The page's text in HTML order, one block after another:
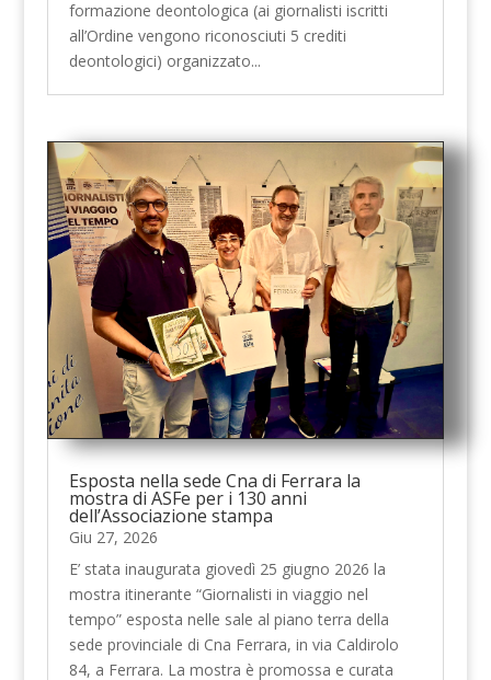
formazione deontologica (ai giornalisti iscritti
all’Ordine vengono riconosciuti 5 crediti
deontologici) organizzato...
Esposta nella sede Cna di Ferrara la
mostra di ASFe per i 130 anni
dell’Associazione stampa
Giu 27, 2026
E’ stata inaugurata giovedì 25 giugno 2026 la
mostra itinerante “Giornalisti in viaggio nel
tempo” esposta nelle sale al piano terra della
sede provinciale di Cna Ferrara, in via Caldirolo
84, a Ferrara. La mostra è promossa e curata